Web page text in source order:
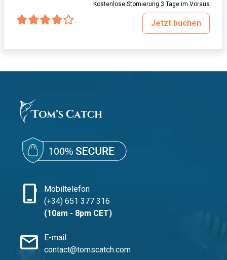
Kostenlose Stornierung 3 Tage im Voraus
Jetzt buchen
phone_iphone
Mobiltelefon
(+34) 651 377 316
(10am - 8pm CET)
mail
E-mail
contact@tomscatch.com